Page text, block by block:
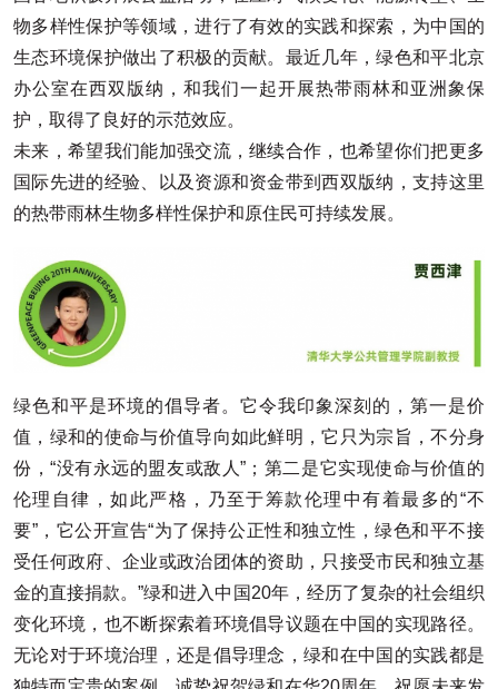
物多样性保护等领域，进行了有效的实践和探索，为中国的
生态环境保护做出了积极的贡献。最近几年，绿色和平北京
办公室在西双版纳，和我们一起开展热带雨林和亚洲象保
护，取得了良好的示范效应。
未来，希望我们能加强交流，继续合作，也希望你们把更多
国际先进的经验、以及资源和资金带到西双版纳，支持这里
的热带雨林生物多样性保护和原住民可持续发展。
绿色和平是环境的倡导者。它令我印象深刻的，第一是价
值，绿和的使命与价值导向如此鲜明，它只为宗旨，不分身
份，“没有永远的盟友或敌人”；第二是它实现使命与价值的
伦理自律，如此严格，乃至于筹款伦理中有着最多的“不
要”，它公开宣告“为了保持公正性和独立性，绿色和平不接
受任何政府、企业或政治团体的资助，只接受市民和独立基
金的直接捐款。”绿和进入中国20年，经历了复杂的社会组织
变化环境，也不断探索着环境倡导议题在中国的实现路径。
无论对于环境治理，还是倡导理念，绿和在中国的实践都是